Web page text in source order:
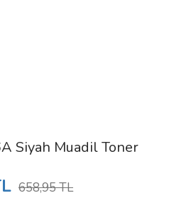
Siyah Muadil Toner
658,95 TL